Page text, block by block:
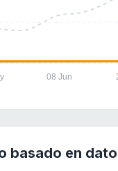
08 Jun
basado en